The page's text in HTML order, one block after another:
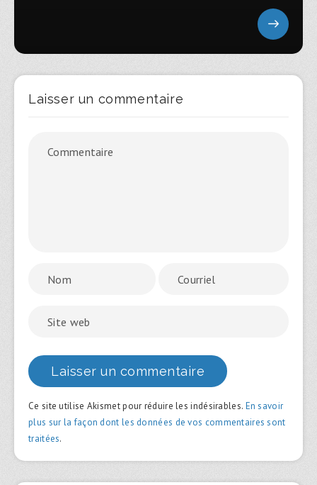
Laisser un commentaire
Ce site utilise Akismet pour réduire les indésirables. En savoir
plus sur la façon dont les données de vos commentaires sont
traitées.